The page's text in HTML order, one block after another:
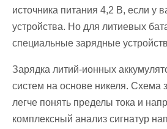
источника питания 4,2 В, если у
устройства. Но для литиевых
специальные зарядные
Зарядка литий-ионных
систем на основе никеля. Схема
легче понять пределы тока и
комплексный анализ сигнатур